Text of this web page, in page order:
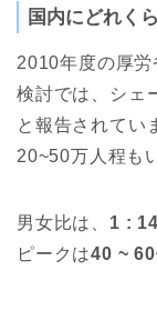
国内にどれく
2010年度の厚
検討では、シェ
と報告されてい
20~50万人程も
男女比は、 1 :
ピークは40 ~